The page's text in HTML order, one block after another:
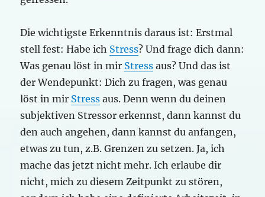
Die wichtigste Erkenntnis daraus ist: Erstmal
stell fest: Habe ich Stress? Und frage dich dann:
Was genau löst in mir Stress aus? Und das ist
der Wendepunkt: Dich zu fragen, was genau
löst in mir Stress aus. Denn wenn du deinen
subjektiven Stressor erkennst, dann kannst du
den auch angehen, dann kannst du anfangen,
etwas zu tun, z.B. Grenzen zu setzen. Ja, ich
mache das jetzt nicht mehr. Ich erlaube dir
nicht, mich zu diesem Zeitpunkt zu stören,